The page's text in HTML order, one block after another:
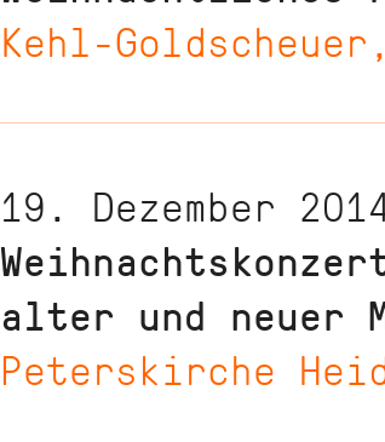
Kehl-
19. Dezember
alter und neuer
Peterskirche